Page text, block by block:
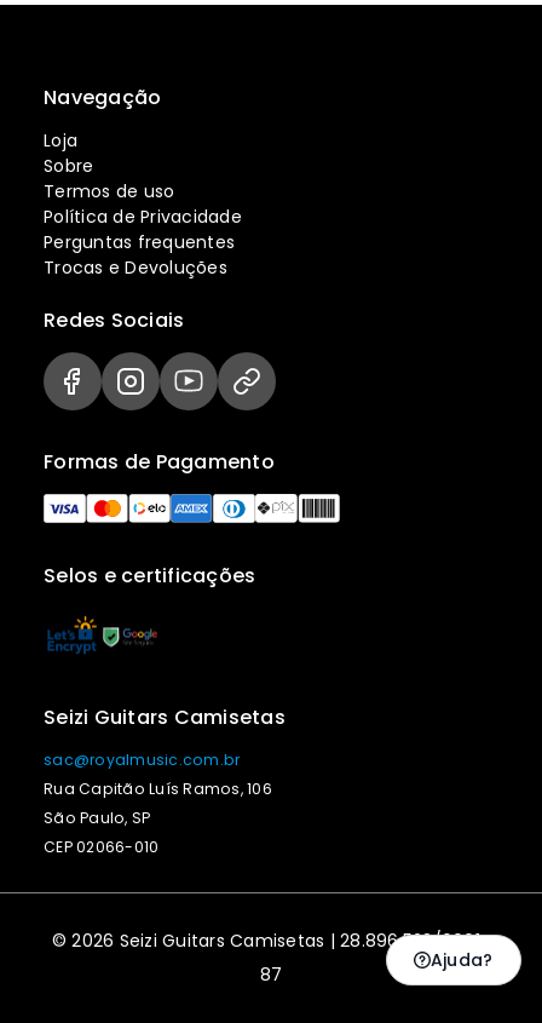
Navegação
Loja
Sobre
Termos de uso
Política de Privacidade
Perguntas frequentes
Trocas e Devoluções
Selos e certificações
Formas de Pagamento
Redes Sociais
Seizi Guitars Camisetas
sac@royalmusic.com.br
Rua Capitão Luís Ramos, 106
São Paulo, SP
CEP 02066-010
© 2026 Seizi Guitars Camisetas | 28.896.523/0001-
87
Ajuda?